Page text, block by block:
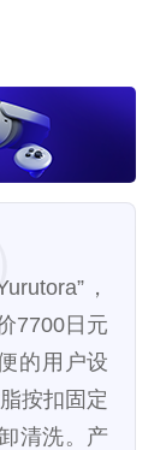
，
7700日元
的用户设
按扣固定
清洗。产